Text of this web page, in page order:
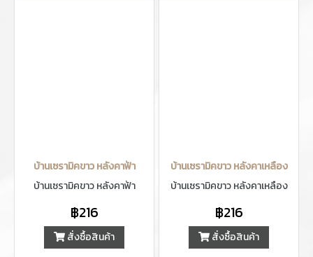
บ้านเซรามิคขาว หลังคาฟ้า
บ้านเซรามิคขาว หลังคาฟ้า
฿216
สั่งซื้อสินค้า
บ้านเซรามิคขาว หลังคาเหลือง
บ้านเซรามิคขาว หลังคาเหลือง
฿216
สั่งซื้อสินค้า